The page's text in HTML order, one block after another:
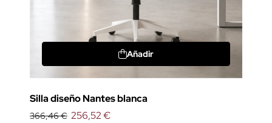
Añadir
Silla diseño Nantes blanca
366,46 € 256,52 €